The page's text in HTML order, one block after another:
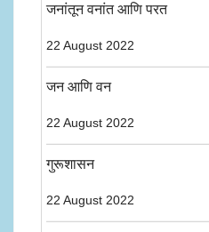
जनांतून वनांत आणि परत
22 August 2022
जन आणि वन
22 August 2022
गुरूशासन
22 August 2022